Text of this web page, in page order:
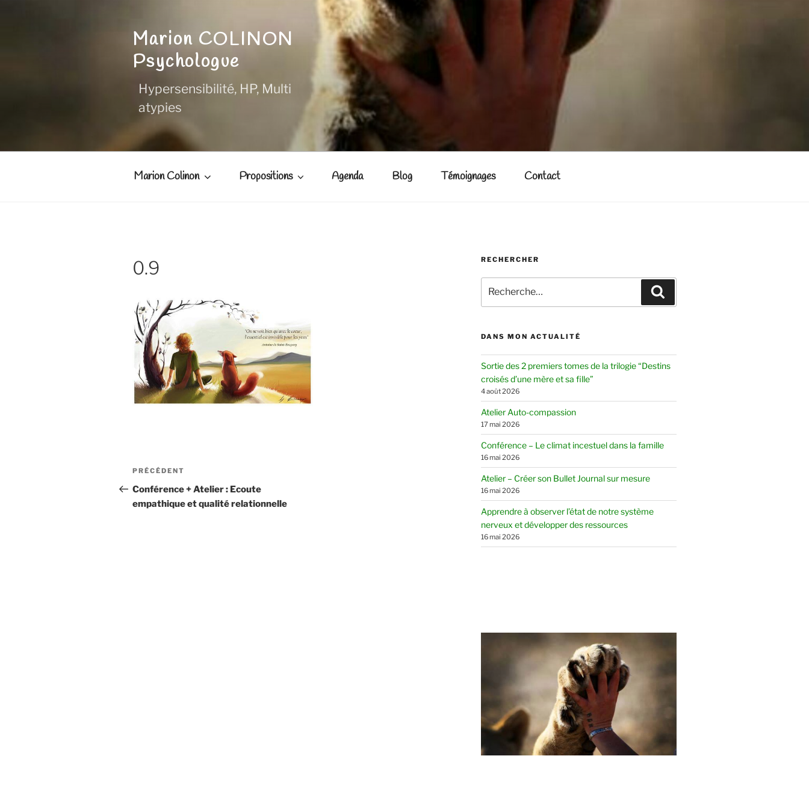
Marion COLINON
Psychologue
Hypersensibilité, HP, Multi
atypies
Marion Colinon Propositions Agenda Blog Témoignages Contact
0.9
Navigation
de
l’article
Article
précédent
PRÉCÉDENT
Conférence + Atelier : Ecoute
empathique et qualité relationnelle
RECHERCHER
pour
:
DANS MON ACTUALITÉ
Sortie des 2 premiers tomes de la trilogie “Destins
croisés d’une mère et sa fille”
4 août 2026
Atelier Auto-compassion
17 mai 2026
Conférence – Le climat incestuel dans la famille
16 mai 2026
Atelier – Créer son Bullet Journal sur mesure
16 mai 2026
Apprendre à observer l’état de notre système
nerveux et développer des ressources
16 mai 2026